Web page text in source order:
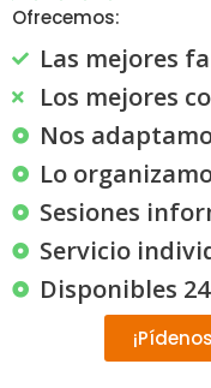
Ofrecemos:
Las mejores
Los mejores
Nos
Lo
Sesiones
Servicio
Disponibles